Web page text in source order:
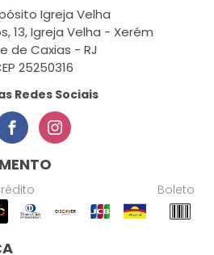
Igreja Velha
13, Igreja Velha - Xerém
de Caxias - RJ
25250316
Redes Sociais
Boleto